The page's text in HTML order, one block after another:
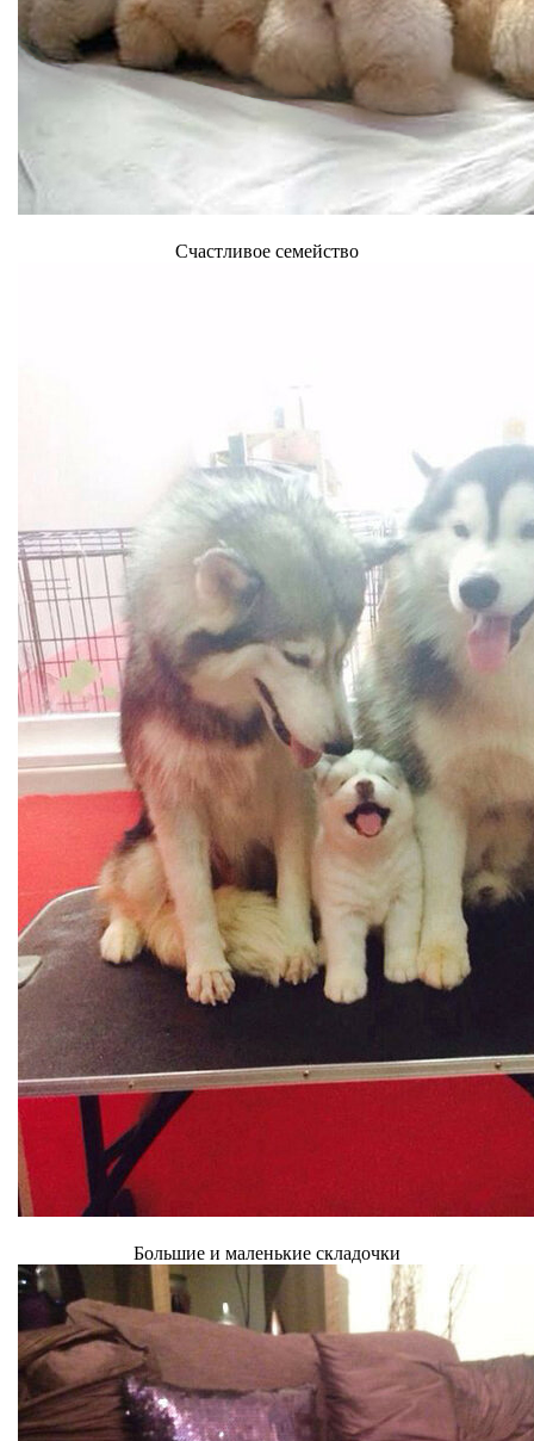
Счастливое семейство
Большие и маленькие складочки